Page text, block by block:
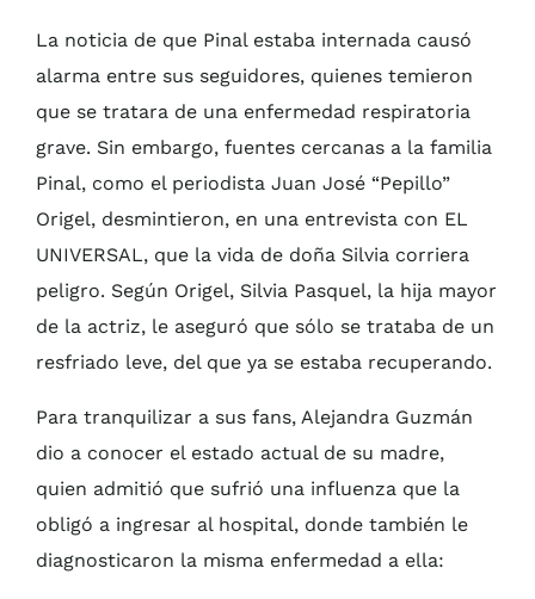
La noticia de que Pinal estaba internada causó
alarma entre sus seguidores, quienes temieron
que se tratara de una enfermedad respiratoria
grave. Sin embargo, fuentes cercanas a la familia
Pinal, como el periodista Juan José “Pepillo”
Origel, desmintieron, en una entrevista con EL
UNIVERSAL, que la vida de doña Silvia corriera
peligro. Según Origel, Silvia Pasquel, la hija mayor
de la actriz, le aseguró que sólo se trataba de un
resfriado leve, del que ya se estaba recuperando.
Para tranquilizar a sus fans, Alejandra Guzmán
dio a conocer el estado actual de su madre,
quien admitió que sufrió una influenza que la
obligó a ingresar al hospital, donde también le
diagnosticaron la misma enfermedad a ella: